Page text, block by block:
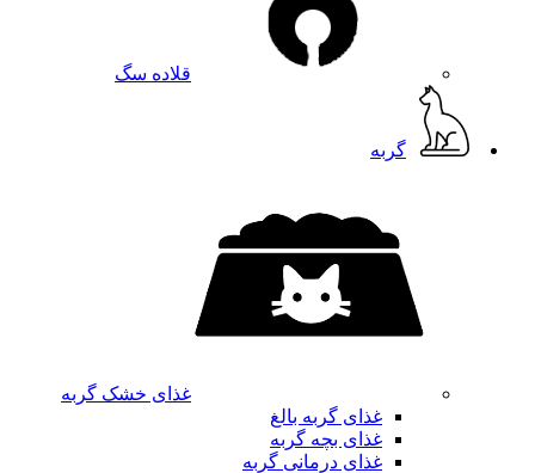
قلاده سگ
گربه
غذای خشک گربه
غذای گربه بالغ
غذای بچه گربه
غذای درمانی گربه